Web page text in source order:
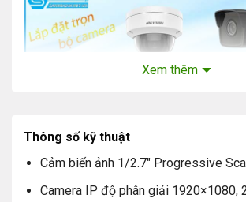
Mắt camera quan sát Hikvision trong
Xem thêm
Thông số kỹ thuật
Cảm biến ảnh 1/2.7″ Progressive
Camera IP độ phân giải 1920×1080,